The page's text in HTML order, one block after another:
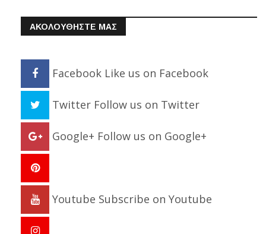
ΑΚΟΛΟΥΘΗΣΤΕ ΜΑΣ
Facebook Like us on Facebook
Twitter Follow us on Twitter
Google+ Follow us on Google+
Youtube Subscribe on Youtube